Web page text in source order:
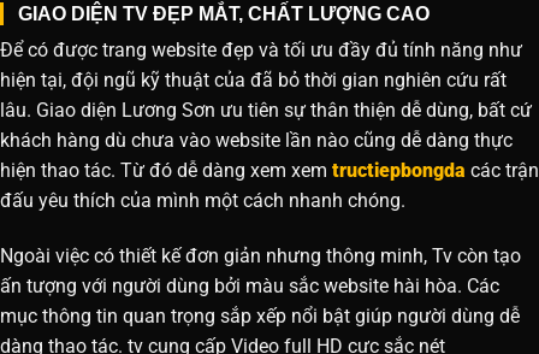
GIAO DIỆN TV ĐẸP MẮT, CHẤT LƯỢNG CAO
Để có được trang website đẹp và tối ưu đầy đủ tính năng như
hiện tại, đội ngũ kỹ thuật của đã bỏ thời gian nghiên cứu rất
lâu. Giao diện Lương Sơn ưu tiên sự thân thiện dễ dùng, bất cứ
khách hàng dù chưa vào website lần nào cũng dễ dàng thực
hiện thao tác. Từ đó dễ dàng xem xem tructiepbongda các trận
đấu yêu thích của mình một cách nhanh chóng.
Ngoài việc có thiết kế đơn giản nhưng thông minh, Tv còn tạo
ấn tượng với người dùng bởi màu sắc website hài hòa. Các
mục thông tin quan trọng sắp xếp nổi bật giúp người dùng dễ
dàng thao tác. tv cung cấp Video full HD cực sắc nét